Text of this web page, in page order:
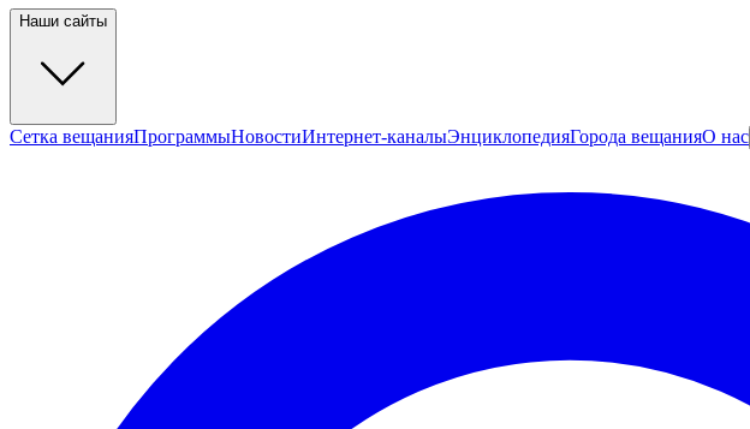
Наши сайты
Сетка вещанияПрограммыНовостиИнтернет-каналыЭнциклопедияГорода вещанияО нас